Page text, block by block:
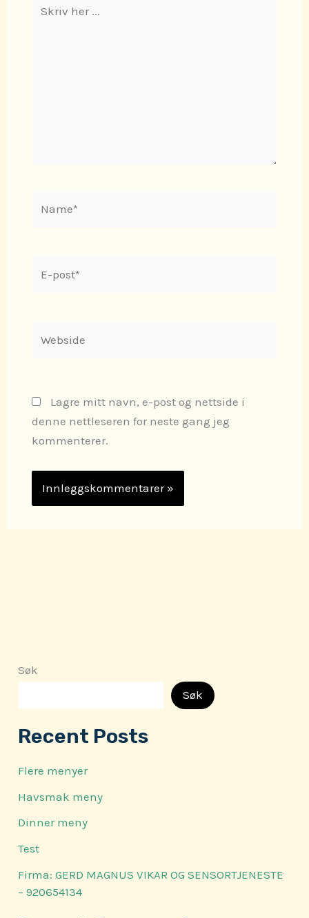
post*
Lagre mitt navn, e-post og nettside i
denne nettleseren for neste gang jeg
kommenterer.
Søk
Søk
Recent Posts
Flere menyer
Havsmak meny
Dinner meny
Test
Firma: GERD MAGNUS VIKAR OG SENSORTJENESTE
– 920654134